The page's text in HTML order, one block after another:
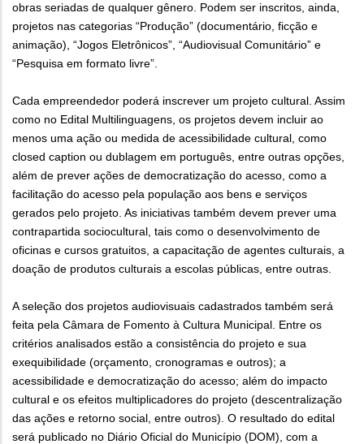
obras seriadas de qualquer gênero. Podem ser inscritos, ainda,
projetos nas categorias “Produção” (documentário, ficção e
animação), “Jogos Eletrônicos”, “Audiovisual Comunitário” e
“Pesquisa em formato livre”.
Cada empreendedor poderá inscrever um projeto cultural. Assim
como no Edital Multilinguagens, os projetos devem incluir ao
menos uma ação ou medida de acessibilidade cultural, como
closed caption ou dublagem em português, entre outras opções,
além de prever ações de democratização do acesso, como a
facilitação do acesso pela população aos bens e serviços
gerados pelo projeto. As iniciativas também devem prever uma
contrapartida sociocultural, tais como o desenvolvimento de
oficinas e cursos gratuitos, a capacitação de agentes culturais, a
doação de produtos culturais a escolas públicas, entre outras.
A seleção dos projetos audiovisuais cadastrados também será
feita pela Câmara de Fomento à Cultura Municipal. Entre os
critérios analisados estão a consistência do projeto e sua
exequibilidade (orçamento, cronogramas e outros); a
acessibilidade e democratização do acesso; além do impacto
cultural e os efeitos multiplicadores do projeto (descentralização
das ações e retorno social, entre outros). O resultado do edital
será publicado no Diário Oficial do Município (DOM), com a